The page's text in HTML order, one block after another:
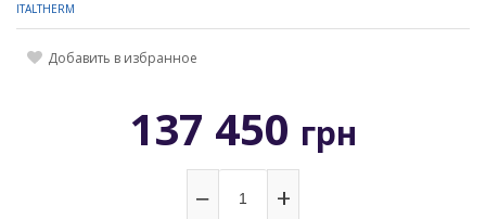
ITALTHERM
Добавить в избранное
137 450 грн
− +